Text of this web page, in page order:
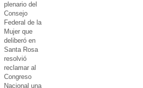
plenario del
Consejo
Federal de la
Mujer que
deliberó en
Santa Rosa
resolvió
reclamar al
Congreso
Nacional una